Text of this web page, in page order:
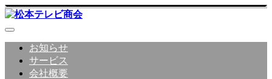
お知らせ
サービス
会社概要